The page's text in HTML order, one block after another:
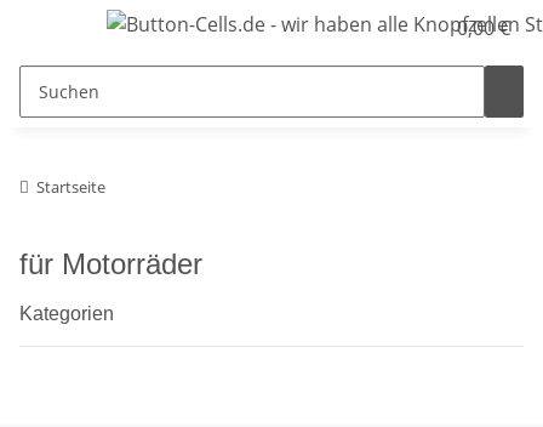
0,00 €
Startseite
für Motorräder
Kategorien